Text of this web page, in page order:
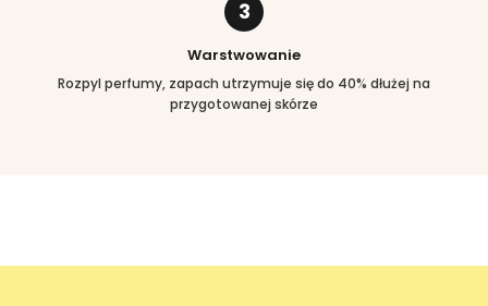
3
Warstwowanie
Rozpyl perfumy, zapach utrzymuje się do 40% dłużej na
przygotowanej skórze